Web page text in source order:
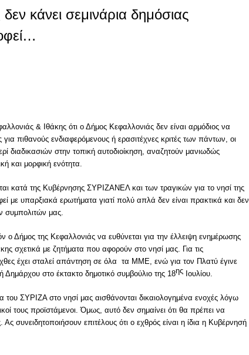
κάνει σεμινάρια δημόσιας
& Ιθάκης ότι ο Δήμος Κεφαλλονιάς δεν είναι αρμόδιος να
για πιθανούς ενδιαφερόμενους ή ερασιτέχνες κριτές των πάντων, οι
διαδικασιών στην τοπική αυτοδιοίκηση, αναζητούν μανιωδώς
και μορφική ενότητα.
κατά της Κυβέρνησης ΣΥΡΙΖΑΝΕΛ και των τραγικών για το νησί της
με υπαρξιακά ερωτήματα γιατί πολύ απλά δεν είναι πρακτικά και δεν
συμπολιτών μας.
ο Δήμος της Κεφαλλονιάς να ευθύνεται για την έλλειψη ενημέρωσης
σχετικά με ζητήματα που αφορούν στο νησί μας. Για τις
έχει σταλεί απάντηση σε όλα τα ΜΜΕ, ενώ για τον Πλατύ έγινε
στο έκτακτο δημοτικό συμβούλιο της 18ης Ιουλίου.
του ΣΥΡΙΖΑ στο νησί μας αισθάνονται δικαιολογημένα ενοχές λόγω
τους προϊστάμενοι. Όμως, αυτό δεν σημαίνει ότι θα πρέπει να
συνειδητοποιήσουν επιτέλους ότι ο εχθρός είναι η ίδια η Κυβέρνησή